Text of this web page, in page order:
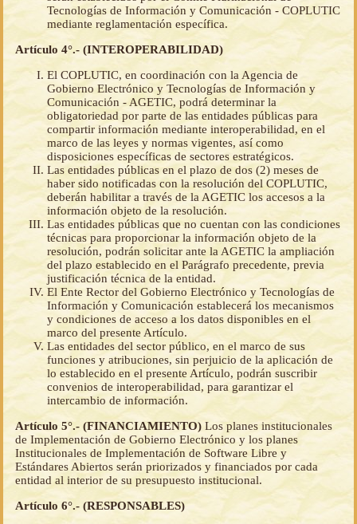
Tecnologías de Información y Comunicación - COPLUTIC
mediante reglamentación específica.
Artículo 4°.- (INTEROPERABILIDAD)
El COPLUTIC, en coordinación con la Agencia de
Gobierno Electrónico y Tecnologías de Información y
Comunicación - AGETIC, podrá determinar la
obligatoriedad por parte de las entidades públicas para
compartir información mediante interoperabilidad, en el
marco de las leyes y normas vigentes, así como
disposiciones específicas de sectores estratégicos.
Las entidades públicas en el plazo de dos (2) meses de
haber sido notificadas con la resolución del COPLUTIC,
deberán habilitar a través de la AGETIC los accesos a la
información objeto de la resolución.
Las entidades públicas que no cuentan con las condiciones
técnicas para proporcionar la información objeto de la
resolución, podrán solicitar ante la AGETIC la ampliación
del plazo establecido en el Parágrafo precedente, previa
justificación técnica de la entidad.
El Ente Rector del Gobierno Electrónico y Tecnologías de
Información y Comunicación establecerá los mecanismos
y condiciones de acceso a los datos disponibles en el
marco del presente Artículo.
Las entidades del sector público, en el marco de sus
funciones y atribuciones, sin perjuicio de la aplicación de
lo establecido en el presente Artículo, podrán suscribir
convenios de interoperabilidad, para garantizar el
intercambio de información.
Artículo 5°.- (FINANCIAMIENTO) Los planes institucionales
de Implementación de Gobierno Electrónico y los planes
Institucionales de Implementación de Software Libre y
Estándares Abiertos serán priorizados y financiados por cada
entidad al interior de su presupuesto institucional.
Artículo 6°.- (RESPONSABLES)